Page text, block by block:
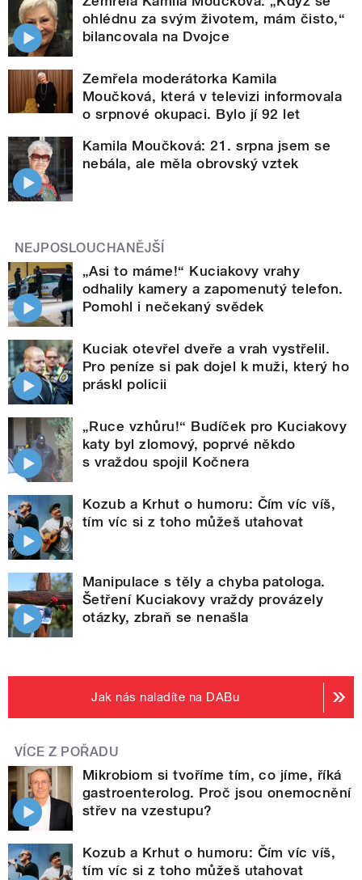
ohlédnu za svým životem, mám čisto,“
bilancovala na Dvojce
Zemřela moderátorka Kamila
Moučková, která v televizi informovala
o srpnové okupaci. Bylo jí 92 let
Kamila Moučková: 21. srpna jsem se
nebála, ale měla obrovský vztek
NEJPOSLOUCHANĚJŠÍ
„Asi to máme!“ Kuciakovy vrahy
odhalily kamery a zapomenutý telefon.
Pomohl i nečekaný svědek
Kuciak otevřel dveře a vrah vystřelil.
Pro peníze si pak dojel k muži, který ho
práskl policii
„Ruce vzhůru!“ Budíček pro Kuciakovy
katy byl zlomový, poprvé někdo
s vraždou spojil Kočnera
Kozub a Krhut o humoru: Čím víc víš,
tím víc si z toho můžeš utahovat
Manipulace s těly a chyba patologa.
Šetření Kuciakovy vraždy provázely
otázky, zbraň se nenašla
Jak nás naladíte na DABu
VÍCE Z POŘADU
Mikrobiom si tvoříme tím, co jíme, říká
gastroenterolog. Proč jsou onemocnění
střev na vzestupu?
Kozub a Krhut o humoru: Čím víc víš,
tím víc si z toho můžeš utahovat